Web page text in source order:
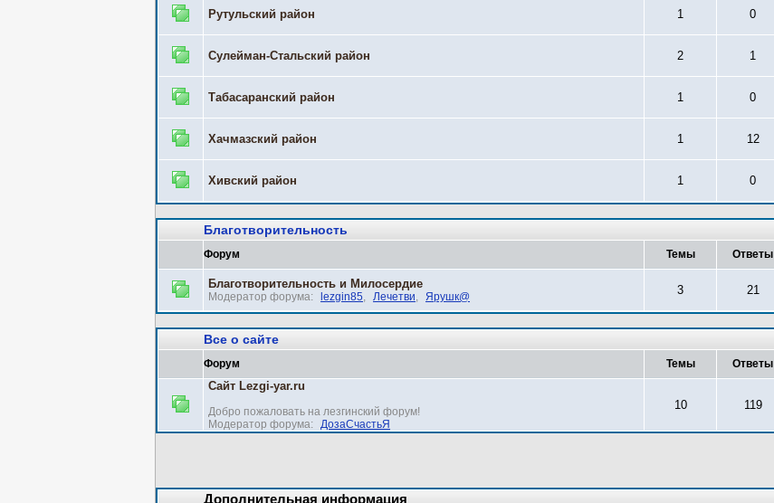
Рутульский район 1 0
Сулейман-Стальский район 2 1
Табасаранский район 1 0
Хачмазский район 1 12
Хивский район 1 0
Благотворительность
Форум Темы Ответы
Благотворительность и Милосердие
Модератор форума: lezgin85, Лечетви, Ярушк@ 3 21
Все о сайте
Форум Темы Ответы
Сайт Lezgi-yar.ru
Добро пожаловать на лезгинский форум!
Модератор форума: ДозаСчастьЯ
10 119
Дополнительная информация